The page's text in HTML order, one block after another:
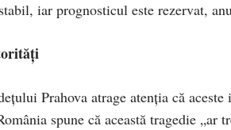
iar prognosticul este rezervat,
Prahova atrage atenția că
spune că această tragedie